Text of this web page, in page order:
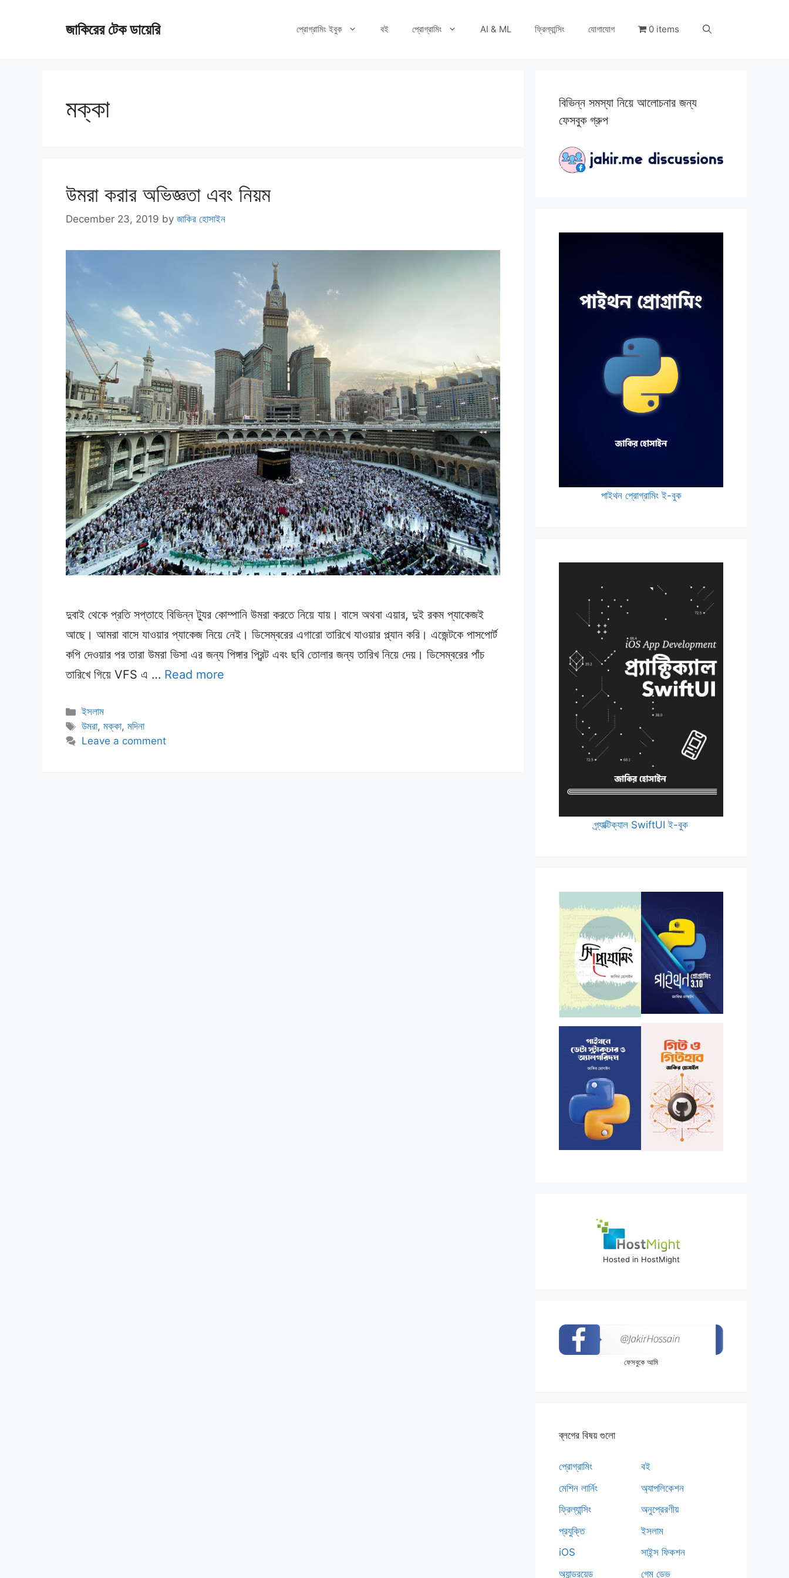
জাকিরের টেক ডায়েরি প্রোগ্রামিং ইবুক বই প্রোগ্রামিং AI & ML ফ্রিল্যান্সিং যোগাযোগ 0 items
মক্কা
উমরা করার অভিজ্ঞতা এবং নিয়ম
December 23, 2019 by জাকির হোসাইন
দুবাই থেকে প্রতি সপ্তাহে বিভিন্ন ট্যুর কোম্পানি উমরা করতে নিয়ে যায়। বাসে অথবা এয়ার, দুই রকম প্যাকেজই
আছে। আমরা বাসে যাওয়ার প্যাকেজ নিয়ে নেই। ডিসেম্বরের এগারো তারিখে যাওয়ার প্ল্যান করি। এজেন্টকে পাসপোর্ট
কপি দেওয়ার পর তারা উমরা ভিসা এর জন্য পিঙ্গার প্রিন্ট এবং ছবি তোলার জন্য তারিখ নিয়ে দেয়। ডিসেম্বরের পাঁচ
তারিখে গিয়ে VFS এ … Read more
Categories
ইসলাম
Tags
উমরা,মক্কা,মদিনা
Leave a comment
বিভিন্ন সমস্যা নিয়ে আলোচনার জন্য
ফেসবুক গ্রুপ
পাইথন প্রোগ্রামিং ই-বুক
প্র্যাক্টিক্যাল SwiftUI ই-বুক
Hosted in HostMight
ফেসবুকে আমি
ব্লগের বিষয় গুলো
প্রোগ্রামিং
মেশিন লার্নিং
ফ্রিল্যান্সিং
প্রযুক্তি
iOS
অ্যান্ড্রয়েড
বই
অ্যাপলিকেশন
অনুপ্রেরণীয়
ইসলাম
সাইন্স ফিকশন
গেম ডেভ